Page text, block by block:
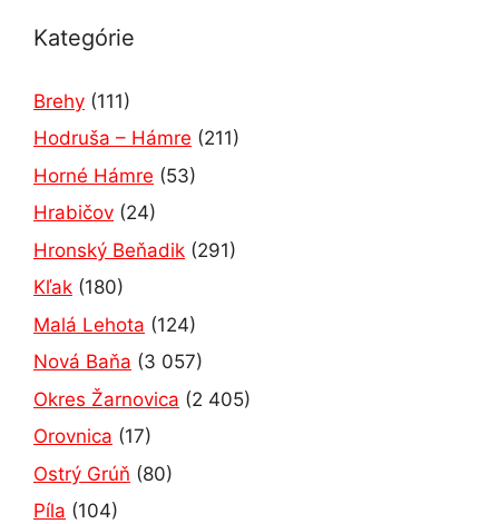
Kategórie
Brehy (111)
Hodruša – Hámre (211)
Horné Hámre (53)
Hrabičov (24)
Hronský Beňadik (291)
Kľak (180)
Malá Lehota (124)
Nová Baňa (3 057)
Okres Žarnovica (2 405)
Orovnica (17)
Ostrý Grúň (80)
Píla (104)